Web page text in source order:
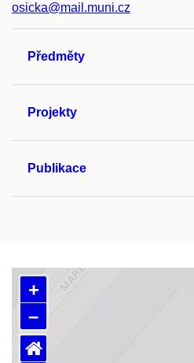
osicka@mail.muni.cz
Předměty
Projekty
Publikace
+
–
⌂